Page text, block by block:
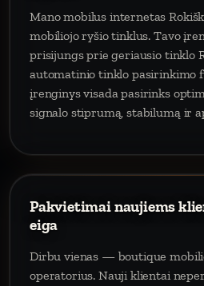
Mano mobilus internetas
mobiliojo ryšio tinklus. Tavo
prisijungs prie geriausio tinklo
automatinio tinklo pasirinkimo
įrenginys visada pasirinks
signalo stiprumą, stabilumą ir
Pakvietimai naujiems
eiga
Dirbu vienas — boutique
operatorius. Nauji klientai